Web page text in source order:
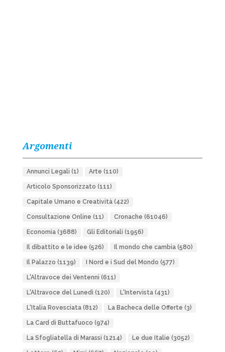
Argomenti
Annunci Legali (1) Arte (110)
Articolo Sponsorizzato (111)
Capitale Umano e Creatività(422)
Consultazione Online (11) Cronache (61046)
Economia(3688) Gli Editoriali (1956)
Il dibattito e le idee (526) Il mondo che cambia(580)
Il Palazzo (1139) I Nord e i Sud del Mondo (577)
L'Altravoce dei Ventenni (611)
L'Altravoce del Lunedì (120) L'Intervista(431)
L'Italia Rovesciata(812) La Bacheca delle Offerte (3)
La Card di Buttafuoco (974)
La Sfogliatella di Marassi (1214) Le due Italie (3052)